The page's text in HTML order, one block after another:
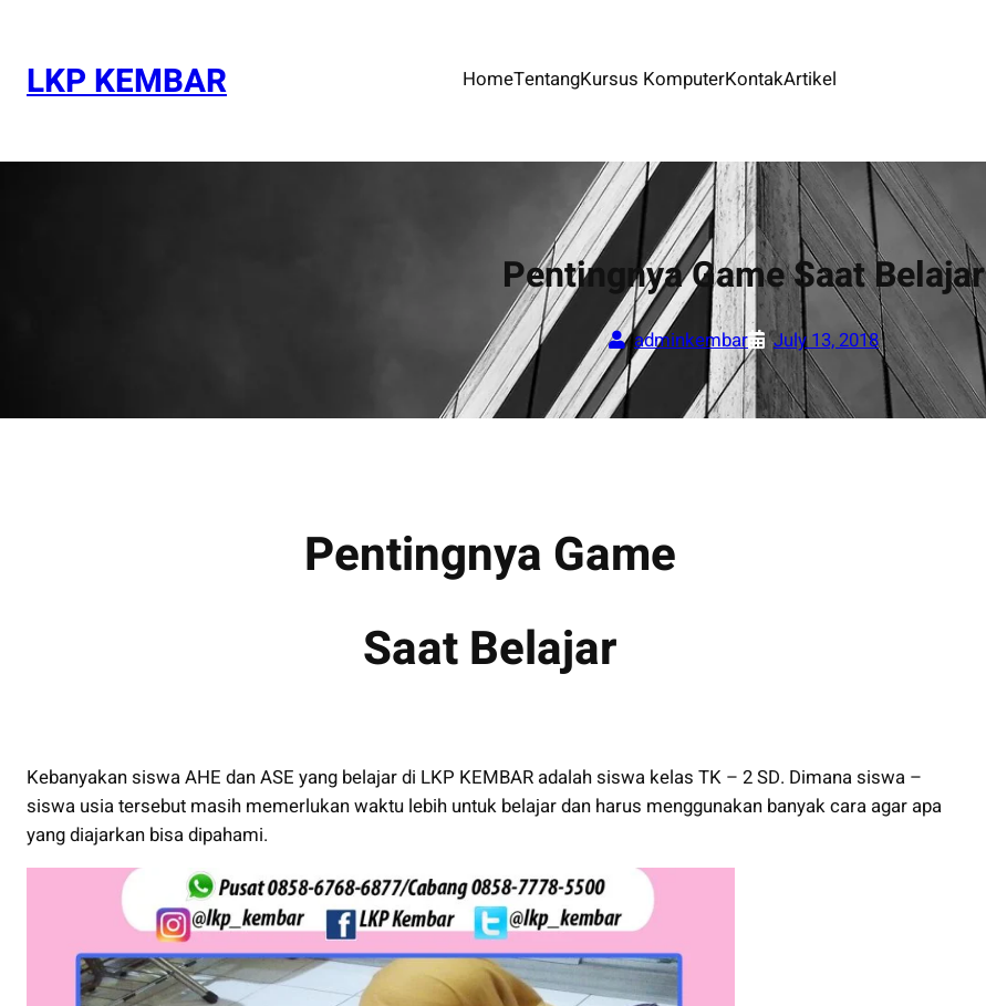
contentLKP KEMBAR HomeTentangKursus KomputerKontakArtikel
Pentingnya Game Saat Belajar
adminkembar July 13, 2018
Pentingnya Game
Saat Belajar
Kebanyakan siswa AHE dan ASE yang belajar di LKP KEMBAR adalah siswa kelas TK – 2 SD. Dimana siswa –
siswa usia tersebut masih memerlukan waktu lebih untuk belajar dan harus menggunakan banyak cara agar apa
yang diajarkan bisa dipahami.